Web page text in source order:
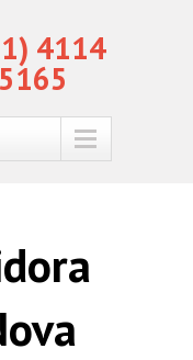
4114